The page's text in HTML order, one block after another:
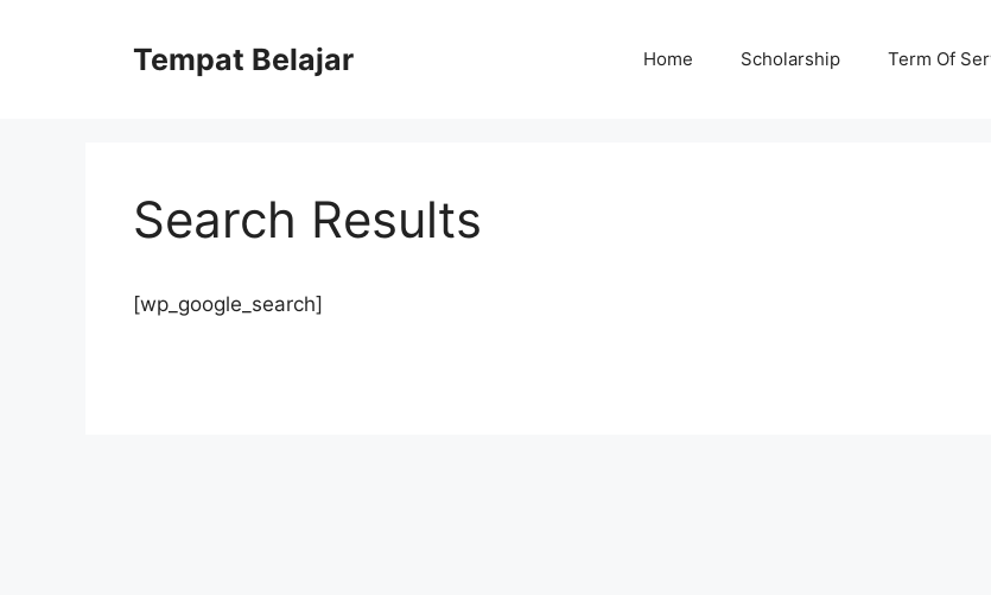
Tempat Belajar Home Scholarship Term Of
Search Results
[wp_google_search]